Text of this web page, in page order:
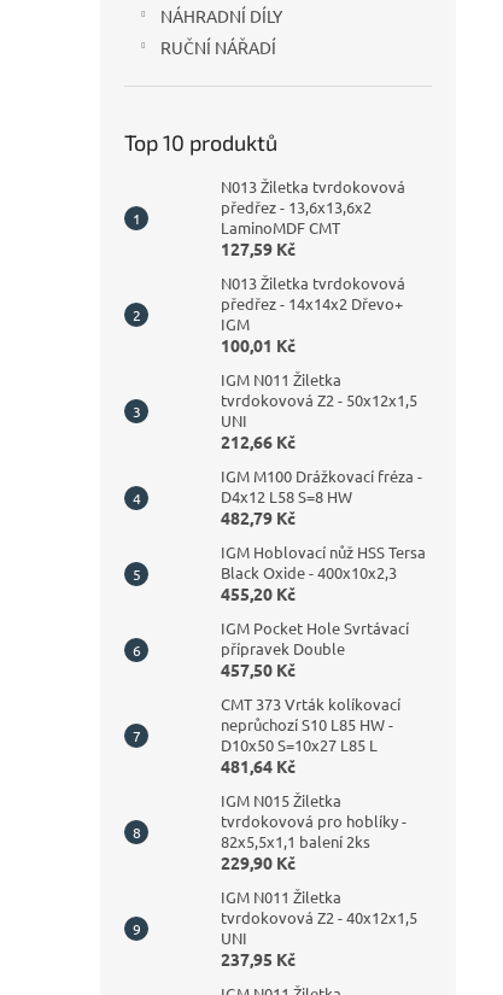
NÁHRADNÍ DÍLY
RUČNÍ NÁŘADÍ
Top 10 produktů
N013 Žiletka tvrdokovová
předřez - 13,6x13,6x2
LaminoMDF CMT
127,59 Kč
N013 Žiletka tvrdokovová
předřez - 14x14x2 Dřevo+
IGM
100,01 Kč
IGM N011 Žiletka
tvrdokovová Z2 - 50x12x1,5
UNI
212,66 Kč
IGM M100 Drážkovací fréza -
D4x12 L58 S=8 HW
482,79 Kč
IGM Hoblovací nůž HSS Tersa
Black Oxide - 400x10x2,3
455,20 Kč
IGM Pocket Hole Svrtávací
přípravek Double
457,50 Kč
CMT 373 Vrták kolíkovací
neprůchozí S10 L85 HW -
D10x50 S=10x27 L85 L
481,64 Kč
IGM N015 Žiletka
tvrdokovová pro hoblíky -
82x5,5x1,1 balení 2ks
229,90 Kč
IGM N011 Žiletka
tvrdokovová Z2 - 40x12x1,5
UNI
237,95 Kč